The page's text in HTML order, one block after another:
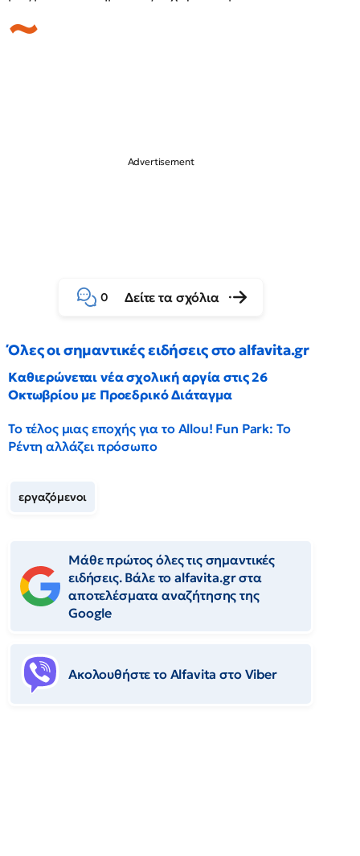
0 Δείτε τα σχόλια
Όλες οι σημαντικές ειδήσεις στο alfavita.gr
Καθιερώνεται νέα σχολική αργία στις 26
Οκτωβρίου με Προεδρικό Διάταγμα
Το τέλος μιας εποχής για το Allou! Fun Park: Το
Ρέντη αλλάζει πρόσωπο
εργαζόμενοι
Μάθε πρώτος όλες τις σημαντικές
ειδήσεις. Βάλε το alfavita.gr στα
αποτελέσματα αναζήτησης της
Google
Ακολουθήστε το Αlfavita στο Viber